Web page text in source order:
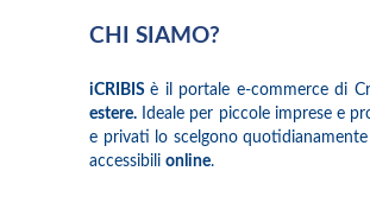
CHI SIAMO?
iCRIBISè il portale e-commerce di
estere. Ideale per piccole imprese e
e privati lo scelgono
accessibili online.